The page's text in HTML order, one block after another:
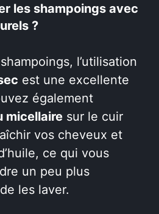
les shampoings avec
?
l’utilisation
est une excellente
également
micellaire sur le cuir
vos cheveux et
ce qui vous
un peu plus
les laver.